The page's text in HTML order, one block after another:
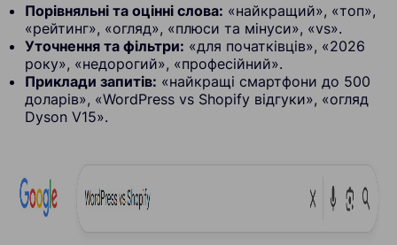
Порівняльні та оцінні слова: «найкращий», «топ»,
«рейтинг», «огляд», «плюси та мінуси», «vs».
Уточнення та фільтри: «для початківців», «2026
року», «недорогий», «професійний».
Приклади запитів: «найкращі смартфони до 500
доларів», «WordPress vs Shopify відгуки», «огляд
Dyson V15».